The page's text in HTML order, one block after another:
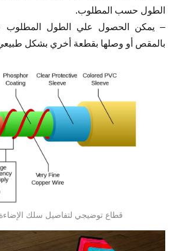
الطول حسب المطلوب.
– يمكن الحصول علي الطول المطلوب
بالمقص أو وصلها بقطعة أخري بشكل
قطاع توضيجي لتفاصيل سلك الإضاءة EL Wire